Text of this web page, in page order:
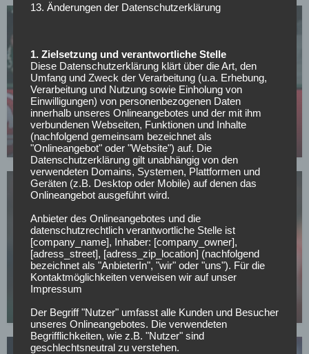
BAYER 04 LEVERKUSEN
Leverkusen: Weitere Top-Verstärkung aus der La
Liga?
03.05.2026
BAYER 04 LEVERKUSEN
Verpasst Leverkusen die Champions League,
droht dem Klub dieser massive Aderlass
01.05.2026
13. Änderungen der Datenschutzerklärung
1. Zielsetzung und verantwortliche Stelle
Diese Datenschutzerklärung klärt über die Art, den
Umfang und Zweck der Verarbeitung (u.a. Erhebung,
Verarbeitung und Nutzung sowie Einholung von
Einwilligungen) von personenbezogenen Daten
innerhalb unseres Onlineangebotes und der mit ihm
verbundenen Webseiten, Funktionen und Inhalte
(nachfolgend gemeinsam bezeichnet als
"Onlineangebot" oder "Website") auf. Die
Datenschutzerklärung gilt unabhängig von den
verwendeten Domains, Systemen, Plattformen und
Geräten (z.B. Desktop oder Mobile) auf denen das
Onlineangebot ausgeführt wird.
Anbieter des Onlineangebotes und die
datenschutzrechtlich verantwortliche Stelle ist
[company_name], Inhaber: [company_owner],
[adress_street], [adress_zip_location] (nachfolgend
bezeichnet als "AnbieterIn", "wir" oder "uns"). Für die
Kontaktmöglichkeiten verweisen wir auf unser
Impressum
Der Begriff "Nutzer" umfasst alle Kunden und Besucher
unseres Onlineangebotes. Die verwendeten
Begrifflichkeiten, wie z.B. "Nutzer" sind
geschlechtsneutral zu verstehen.